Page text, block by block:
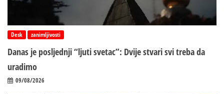
Desk zanimljivosti
Danas je posljednji “ljuti svetac”: Dvije stvari svi treba da
uradimo
09/08/2026